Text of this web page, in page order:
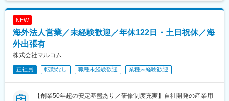
NEW
海外法人営業／未経験歓迎／年休122日・土日祝休／海
外出張有
株式会社マルコム
正社員 転勤なし 職種未経験歓迎 業種未経験歓迎
【創業50年超の安定基盤あり／研修制度充実】自社開発の産業用